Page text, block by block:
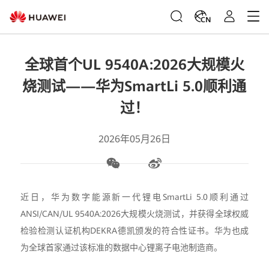
CN
全球首个UL 9540A:2026大规模火
烧测试——华为SmartLi 5.0顺利通
过！
2026年05月26日
近日，华为数字能源新一代锂电SmartLi 5.0顺利通过
ANSI/CAN/UL 9540A:2026大规模火烧测试，并获得全球权威
检验检测认证机构DEKRA德凯颁发的符合性证书。华为也成
为全球首家通过该标准的数据中心锂离子电池制造商。